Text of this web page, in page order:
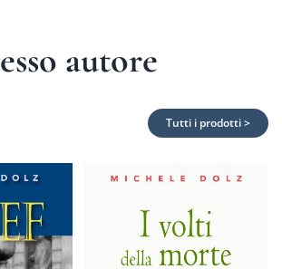
autore
Tutti i prodotti >